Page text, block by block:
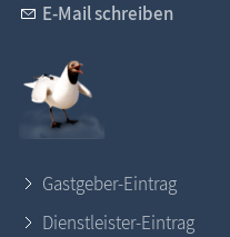
E-Mail schreiben
Gastgeber-Eintrag
Dienstleister-Eintrag